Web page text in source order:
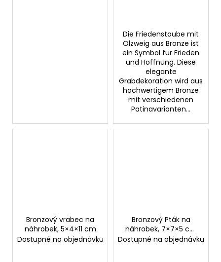
Die Friedenstaube mit
Ölzweig aus Bronze ist
ein Symbol für Frieden
und Hoffnung. Diese
elegante
Grabdekoration wird aus
hochwertigem Bronze
mit verschiedenen
Patinavarianten...
Bronzový vrabec na
náhrobek, 5×4×11 cm
Dostupné na objednávku
Bronzový Pták na
náhrobek, 7×7×5 cm
nebo 9×5×6 cm
Dostupné na objednávku